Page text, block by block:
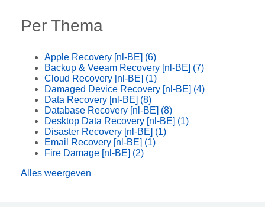
Per Thema
Apple Recovery [nl-BE] (6)
Backup & Veeam Recovery [nl-BE] (7)
Cloud Recovery [nl-BE] (1)
Damaged Device Recovery [nl-BE] (4)
Data Recovery [nl-BE] (8)
Database Recovery [nl-BE] (8)
Desktop Data Recovery [nl-BE] (1)
Disaster Recovery [nl-BE] (1)
Email Recovery [nl-BE] (1)
Fire Damage [nl-BE] (2)
Alles weergeven